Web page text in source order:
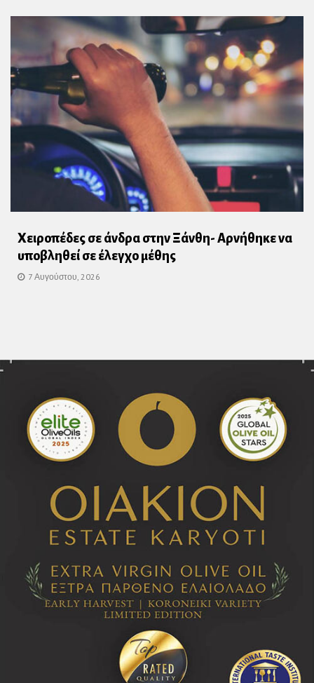
Χειροπέδες σε άνδρα στην Ξάνθη- Αρνήθηκε να
υποβληθεί σε έλεγχο μέθης
7 Αυγούστου, 2026